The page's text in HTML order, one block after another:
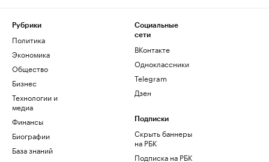
Рубрики
Политика
Экономика
Общество
Бизнес
Технологии и
медиа
Финансы
Биографии
База знаний
Социальные
сети
ВКонтакте
Одноклассники
Telegram
Дзен
Подписки
Скрыть баннеры
на РБК
Подписка на РБК